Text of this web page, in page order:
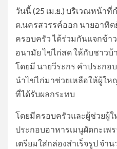
วันนี้ (25 เม.ย.) บริเวณหน้า
ต.นครสวรรค์ออก นายอาทิ
ครอบครัว ได้ร่วมกันแจกข้า
อนามัย ไข่ไก่สด ให้กับชาว
โดยมี นายวีระกร คำประกอ
นำไข่ไก่มาช่วยเหลือให้ผู้ใ
ที่ได้รับผลกระทบ
โดยมีครอบครัวและผู้ช่วยผู้
ประกอบอาหารเมนูผัดกะเพ
เตรียมใส่กล่องสำเร็จรูป จำ